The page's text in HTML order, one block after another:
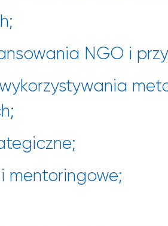
NGO i
mentoringowe;